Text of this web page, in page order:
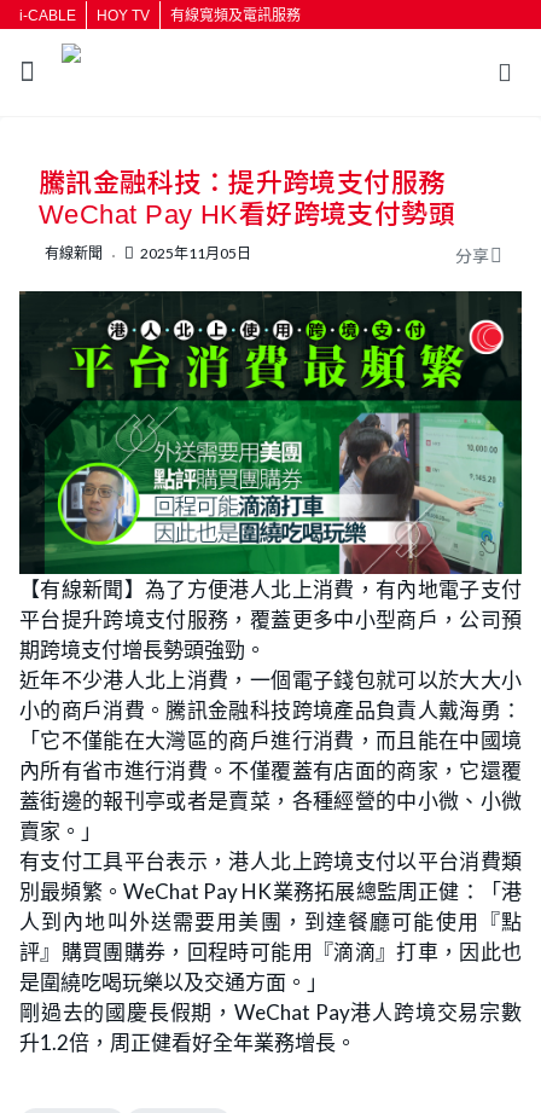
i-CABLE HOY TV 有線寬頻及電訊服務
按輸入鍵開始搜尋
騰訊金融科技：提升跨境支付服務
WeChat Pay HK看好跨境支付勢頭
有線新聞 2025年11月05日 分享
【有線新聞】為了方便港人北上消費，有內地電子支付
平台提升跨境支付服務，覆蓋更多中小型商戶，公司預
期跨境支付增長勢頭強勁。
近年不少港人北上消費，一個電子錢包就可以於大大小
小的商戶消費。騰訊金融科技跨境產品負責人戴海勇：
「它不僅能在大灣區的商戶進行消費，而且能在中國境
內所有省市進行消費。不僅覆蓋有店面的商家，它還覆
蓋街邊的報刊亭或者是賣菜，各種經營的中小微、小微
賣家。」
有支付工具平台表示，港人北上跨境支付以平台消費類
別最頻繁。WeChat Pay HK業務拓展總監周正健：「港
人到內地叫外送需要用美團，到達餐廳可能使用『點
評』購買團購券，回程時可能用『滴滴』打車，因此也
是圍繞吃喝玩樂以及交通方面。」
剛過去的國慶長假期，WeChat Pay港人跨境交易宗數
升1.2倍，周正健看好全年業務增長。